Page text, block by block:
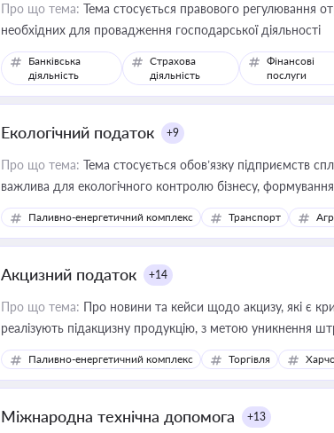
Про що тема: Тема стосується правового регулювання
необхідних для провадження господарської діяльності
Банківська
діяльність
Страхова
діяльність
Фінансові
послуги
Екологічний податок +9
Про що тема: Тема стосується обов’язку підприємств
важлива для екологічного контролю бізнесу,
законодавства
Паливно-енергетичний комплекс Транспорт
Акцизний податок +14
Про що тема: Про новини та кейси щодо акцизу, які є
реалізують підакцизну продукцію, з метою уникнення
Паливно-енергетичний комплекс Торгівля
Міжнародна технічна допомога +13